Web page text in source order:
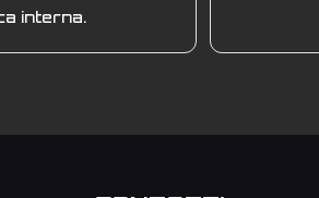
interna.